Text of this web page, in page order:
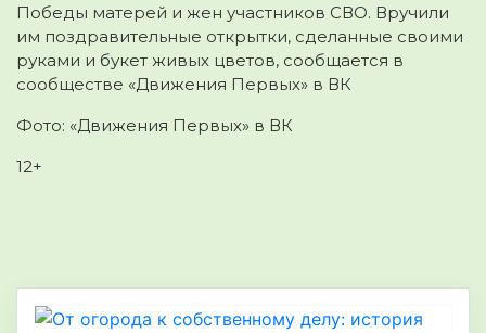
Победы матерей и жен участников СВО. Вручили
им поздравительные открытки, сделанные своими
руками и букет живых цветов, сообщается в
сообществе «Движения Первых» в ВК
Фото: «Движения Первых» в ВК
12+